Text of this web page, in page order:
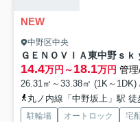
NEW
中野区中央
ＧＥＮＯＶＩＡ東中野ｓｋ
14.4万円～18.1万円 管
26.31㎡～33.38㎡ (1K～1DK)
丸ノ内線「中野坂上」駅 徒
駐輪場 オートロック 宅